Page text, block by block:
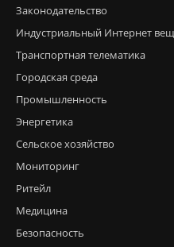
Законодательство
Индустриальный Интернет
Транспортная телематика
Городская среда
Промышленность
Энергетика
Сельское хозяйство
Мониторинг
Ритейл
Медицина
Безопасность